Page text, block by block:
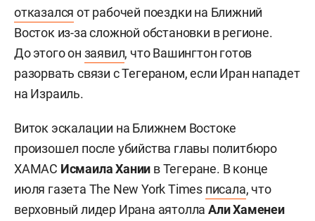
отказался от рабочей поездки на Ближний
Восток из-за сложной обстановки в регионе.
До этого он заявил, что Вашингтон готов
разорвать связи с Тегераном, если Иран нападет
на Израиль.
Виток эскалации на Ближнем Востоке
произошел после убийства главы политбюро
ХАМАС Исмаила Хании в Тегеране. В конце
июля газета The New York Times писала, что
верховный лидер Ирана аятоллаАли Хаменеи